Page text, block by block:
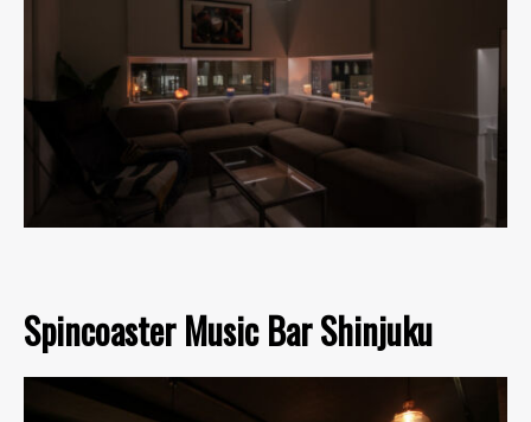
Spincoaster Music Bar Shinjuku